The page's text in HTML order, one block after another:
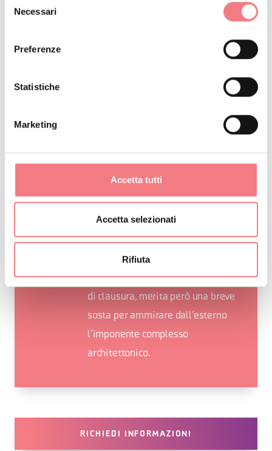
delNecessari
Preferenze
Statistiche
Marketing
Accetta tutti
Accetta selezionati
Rifiuta
borgo montano incastonato
mineraria è diventato poi il
paese dei seggiolai o
"contha".
Arrivando da Sospirolo incontrerai
la Certosa di Vedana. Non visitabile
all’interno perché ospita monache
di clausura, merita però una breve
sosta per ammirare dall’esterno
l’imponente complesso
architettonico.
RICHIEDI INFORMAZIONI